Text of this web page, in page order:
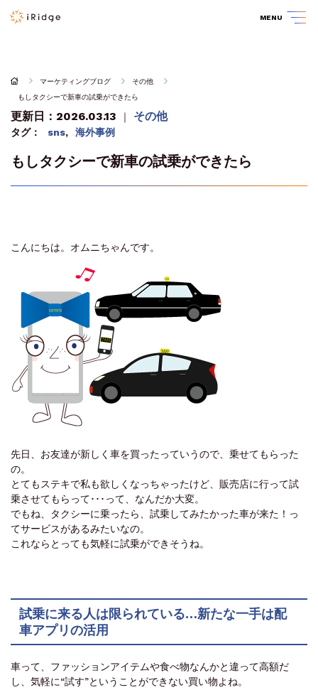
MENU
マーケティングブログ
その他
もしタクシーで新車の試乗ができたら
更新日：2026.03.13 ｜ その他
タグ： sns, 海外事例
もしタクシーで新車の試乗ができたら
こんにちは。オムニちゃんです。
先日、お友達が新しく車を買ったっていうので、乗せてもらった
の。
とてもステキで私も欲しくなっちゃったけど、販売店に行って試
乗させてもらって･･･って、なんだか大変。
でもね、タクシーに乗ったら、試乗してみたかった車が来た！っ
てサービスがあるみたいなの。
これならとっても気軽に試乗ができそうね。
試乗に来る人は限られている…新たな一手は配
車アプリの活用
車って、ファッションアイテムや食べ物なんかと違って高額だ
し、気軽に“試す”ということができない買い物よね。